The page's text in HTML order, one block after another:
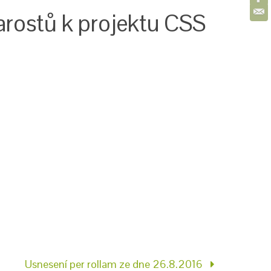
k projektu CSS
Usnesení per rollam ze dne 26.8.2016